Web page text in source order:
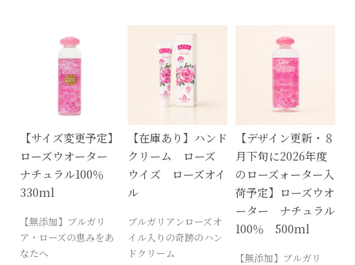
【サイズ変更予定】
ローズウオーター
ナチュラル100％
330ml
【無添加】ブルガリ
ア・ローズの恵みをあ
なたへ
【在庫あり】ハンド
クリーム ローズ
ウイズ ローズオイ
ル
ブルガリアンローズオ
イル入りの奇跡のハン
ドクリーム
【デザイン更新・８
月下旬に2026年度
のローズォーター入
荷予定】ローズウオ
ーター ナチュラル
100％ 500ml
【無添加】ブルガリ